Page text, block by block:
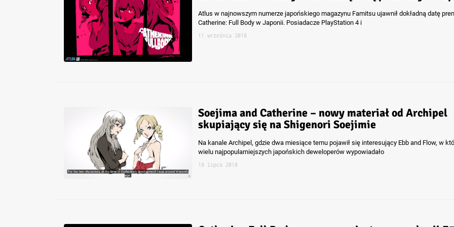
Atlus w najnowszym numerze japońskiego magazynu Famitsu ujawnił dokładną datę
Catherine: Full Body w Japonii. Posiadacze PlayStation 4 i
11 września 2018
Soejima and Catherine – nowy materiał od Archipel
skupiający się na Shigenori Soejimie
Na kanale Archipel, gdzie dwa miesiące temu pojawił się interesujący Ebb and Flow, w
wielu najpopularniejszych japońskich deweloperów wypowiadało
18 lipca 2018